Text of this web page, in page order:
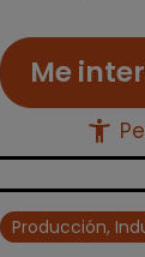
Me
accessibility_new
Producción,